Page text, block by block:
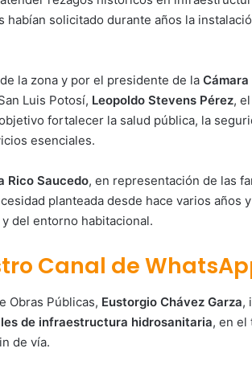
habían solicitado durante años la
la zona y por el presidente de la
Luis Potosí, Leopoldo Stevens Pérez,
fortalecer la salud pública, la
esenciales.
Rico Saucedo, en representación de las
planteada desde hace varios años
del entorno habitacional.
Canal de
Obras Públicas, Eustorgio Chávez Garza,
de infraestructura hidrosanitaria, en el
de vía.